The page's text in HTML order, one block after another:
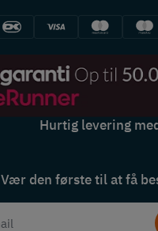
Hurtig levering
Vær den første til at få